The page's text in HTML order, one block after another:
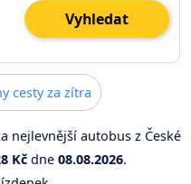
Vyhledat
cesty za zítra
nejlevnější autobus z České
Kč dne 08.08.2026.